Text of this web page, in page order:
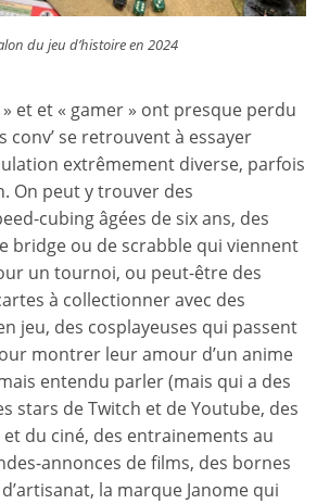
du jeu d’histoire en 2024
et et « gamer » ont presque perdu
conv’ se retrouvent à essayer
extrêmement diverse, parfois
On peut y trouver des
cubing âgées de six ans, des
bridge ou de scrabble qui viennent
un tournoi, ou peut-être des
à collectionner avec des
jeu, des cosplayeuses qui passent
montrer leur amour d’un anime
entendu parler (mais qui a des
stars de Twitch et de Youtube, des
du ciné, des entrainements au
annonces de films, des bornes
la marque Janome qui